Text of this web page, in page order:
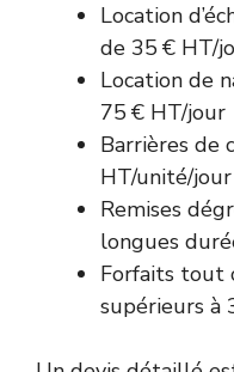
Location
de 35 € HT/
Location de
75 € HT/jour
Barrières de
HT/unité/jour
Remises
longues
Forfaits tout
supérieurs à